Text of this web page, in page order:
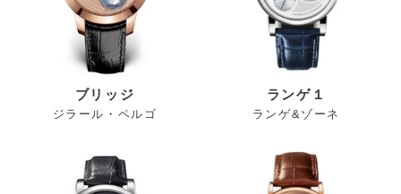
ブリッジ
ジラール・ペルゴ
ランゲ１
ランゲ&ゾーネ